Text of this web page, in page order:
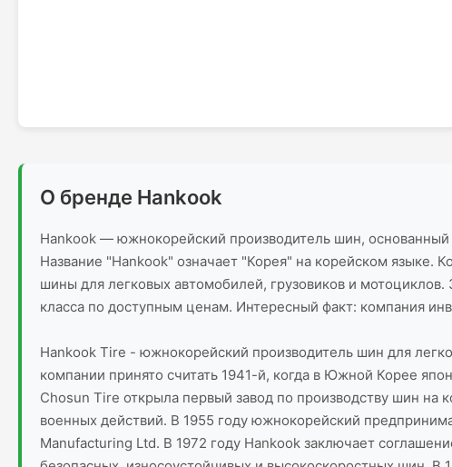
О бренде Hankook
Hankook — южнокорейский производитель шин,
Название "Hankook" означает "Корея" на корейском языке.
шины для легковых автомобилей, грузовиков и
класса по доступным ценам. Интересный факт: компания
Hankook Tire - южнокорейский производитель шин для
компании принято считать 1941-й, когда в Южной Корее
Chosun Tire открыла первый завод по производству шин
военных действий. В 1955 году южнокорейский
Manufacturing Ltd. В 1972 году Hankook заключает